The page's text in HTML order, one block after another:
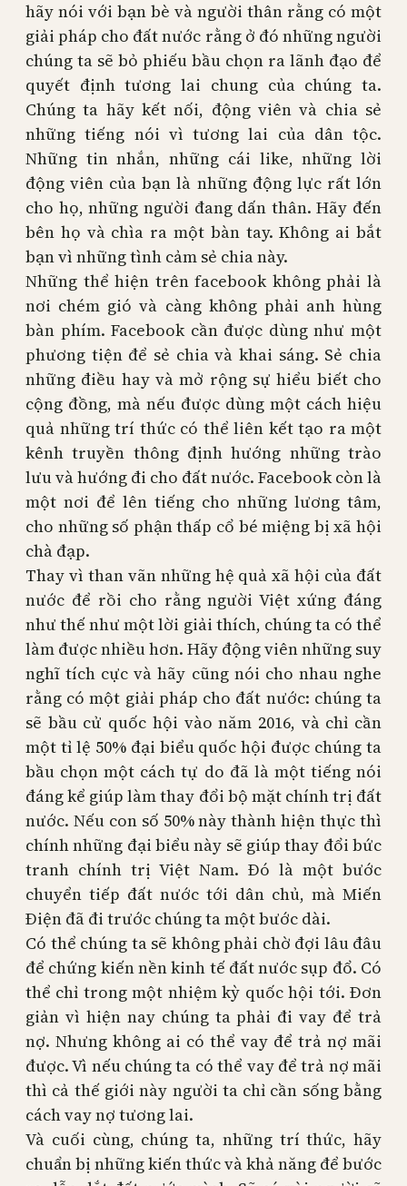
hãy nói với bạn bè và người thân rằng có một
giải pháp cho đất nước rằng ở đó những người
chúng ta sẽ bỏ phiếu bầu chọn ra lãnh đạo để
quyết định tương lai chung của chúng ta.
Chúng ta hãy kết nối, động viên và chia sẻ
những tiếng nói vì tương lai của dân tộc.
Những tin nhắn, những cái like, những lời
động viên của bạn là những động lực rất lớn
cho họ, những người đang dấn thân. Hãy đến
bên họ và chìa ra một bàn tay. Không ai bắt
bạn vì những tình cảm sẻ chia này.
Những thể hiện trên facebook không phải là
nơi chém gió và càng không phải anh hùng
bàn phím. Facebook cần được dùng như một
phương tiện để sẻ chia và khai sáng. Sẻ chia
những điều hay và mở rộng sự hiểu biết cho
cộng đồng, mà nếu được dùng một cách hiệu
quả những trí thức có thể liên kết tạo ra một
kênh truyền thông định hướng những trào
lưu và hướng đi cho đất nước. Facebook còn là
một nơi để lên tiếng cho những lương tâm,
cho những số phận thấp cổ bé miệng bị xã hội
chà đạp.
Thay vì than vãn những hệ quả xã hội của đất
nước để rồi cho rằng người Việt xứng đáng
như thế như một lời giải thích, chúng ta có thể
làm được nhiều hơn. Hãy động viên những suy
nghĩ tích cực và hãy cũng nói cho nhau nghe
rằng có một giải pháp cho đất nước: chúng ta
sẽ bầu cử quốc hội vào năm 2016, và chỉ cần
một tỉ lệ 50% đại biểu quốc hội được chúng ta
bầu chọn một cách tự do đã là một tiếng nói
đáng kể giúp làm thay đổi bộ mặt chính trị đất
nước. Nếu con số 50% này thành hiện thực thì
chính những đại biểu này sẽ giúp thay đổi bức
tranh chính trị Việt Nam. Đó là một bước
chuyển tiếp đất nước tới dân chủ, mà Miến
Điện đã đi trước chúng ta một bước dài.
Có thể chúng ta sẽ không phải chờ đợi lâu đâu
để chứng kiến nền kinh tế đất nước sụp đổ. Có
thể chỉ trong một nhiệm kỳ quốc hội tới. Đơn
giản vì hiện nay chúng ta phải đi vay để trả
nợ. Nhưng không ai có thể vay để trả nợ mãi
được. Vì nếu chúng ta có thể vay để trả nợ mãi
thì cả thế giới này người ta chỉ cần sống bằng
cách vay nợ tương lai.
Và cuối cùng, chúng ta, những trí thức, hãy
chuẩn bị những kiến thức và khả năng để bước